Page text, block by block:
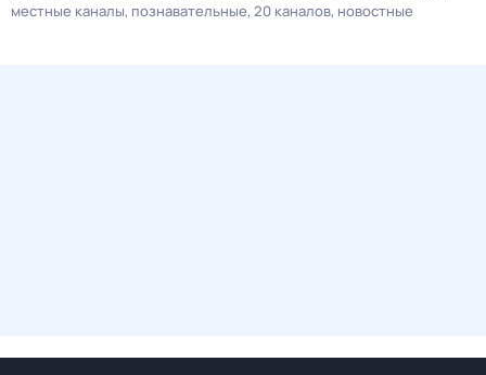
местные каналы познавательные 20 каналов новостные